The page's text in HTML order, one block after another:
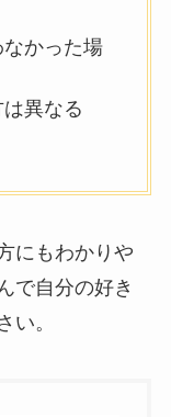
かった場
異なる
にもわかりや
で自分の好き
い。